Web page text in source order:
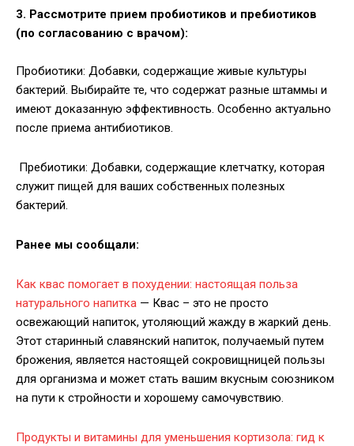
3. Рассмотрите прием пробиотиков и пребиотиков
(по согласованию с врачом):
Пробиотики: Добавки, содержащие живые культуры
бактерий. Выбирайте те, что содержат разные штаммы и
имеют доказанную эффективность. Особенно актуально
после приема антибиотиков.
Пребиотики: Добавки, содержащие клетчатку, которая
служит пищей для ваших собственных полезных
бактерий.
Ранее мы сообщали:
Как квас помогает в похудении: настоящая польза
натурального напитка — Квас – это не просто
освежающий напиток, утоляющий жажду в жаркий день.
Этот старинный славянский напиток, получаемый путем
брожения, является настоящей сокровищницей пользы
для организма и может стать вашим вкусным союзником
на пути к стройности и хорошему самочувствию.
Продукты и витамины для уменьшения кортизола: гид к